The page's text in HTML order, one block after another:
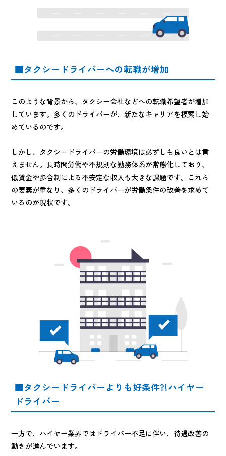
■タクシードライバーへの転職が増加
このような背景から、タクシー会社などへの転職希望者が増加
しています。多くのドライバーが、新たなキャリアを模索し始
めているのです。
しかし、タクシードライバーの労働環境は必ずしも良いとは言
えません。長時間労働や不規則な勤務体系が常態化しており、
低賃金や歩合制による不安定な収入も大きな課題です。これら
の要素が重なり、多くのドライバーが労働条件の改善を求めて
いるのが現状です。
■タクシードライバーよりも好条件?!ハイヤー
ドライバー
一方で、ハイヤー業界ではドライバー不足に伴い、待遇改善の
動きが進んでいます。